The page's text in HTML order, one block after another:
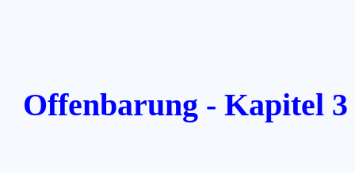
Offenbarung - Kapitel 3